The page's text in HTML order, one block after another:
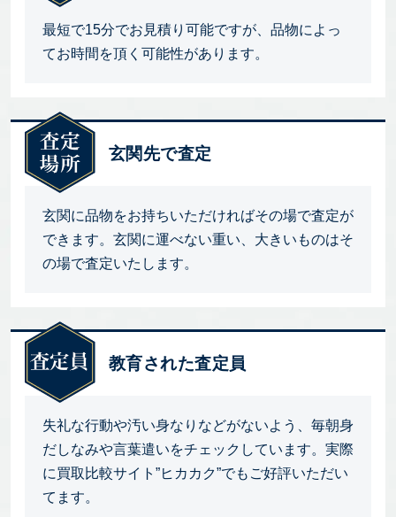
最短で15分でお見積り可能ですが、品物によっ
てお時間を頂く可能性があります。
玄関先で査定
玄関に品物をお持ちいただければその場で査定が
できます。玄関に運べない重い、大きいものはそ
の場で査定いたします。
教育された査定員
失礼な行動や汚い身なりなどがないよう、毎朝身
だしなみや言葉遣いをチェックしています。実際
に買取比較サイト”ヒカカク”でもご好評いただい
てます。